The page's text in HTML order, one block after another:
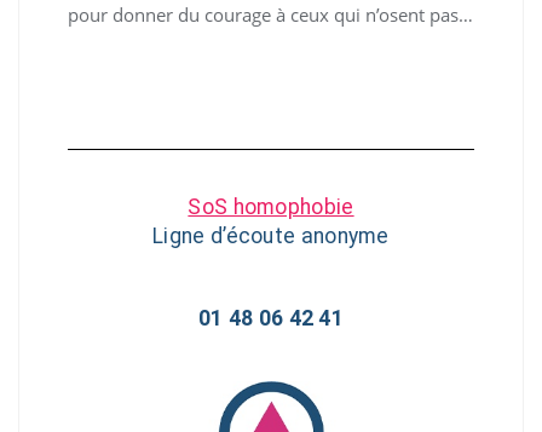
pour donner du courage à ceux qui n’osent pas…
SoS homophobie
Ligne d’écoute anonyme
01 48 06 42 41